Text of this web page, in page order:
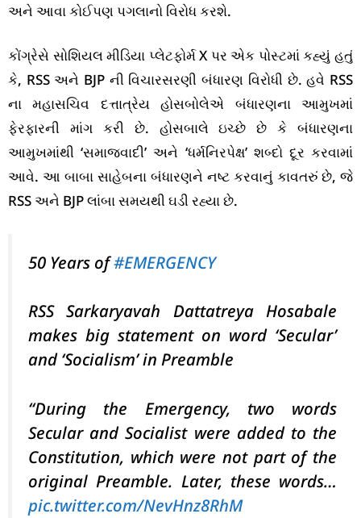
અને આવા કોઈપણ પગલાનો વિરોધ કરશે.
કોંગ્રેસે સોશિયલ મીડિયા પ્લેટફોર્મ X પર એક પોસ્ટમાં કહ્યું હતું
કે, RSS અને BJP ની વિચારસરણી બંધારણ વિરોધી છે. હવે RSS
ના મહાસચિવ દત્તાત્રેય હોસબોલેએ બંધારણના આમુખમાં
ફેરફારની માંગ કરી છે. હોસબાલે ઇચ્છે છે કે બંધારણના
આમુખમાંથી ‘સમાજવાદી’ અને ‘ધર્મનિરપેક્ષ’ શબ્દો દૂર કરવામાં
આવે. આ બાબા સાહેબના બંધારણને નષ્ટ કરવાનું કાવતરું છે, જે
RSS અને BJP લાંબા સમયથી ઘડી રહ્યા છે.
50 Years of#EMERGENCY
RSS Sarkaryavah Dattatreya Hosabale
makes big statement on word ‘Secular’
and ‘Socialism’ in Preamble
“During the Emergency, two words
Secular and Socialist were added to the
Constitution, which were not part of the
original Preamble. Later, these words…
pic.twitter.com/NevHnz8RhM